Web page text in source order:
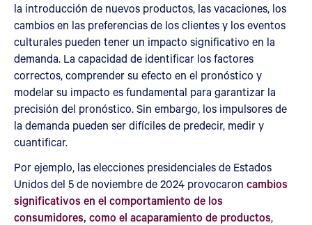
la introducción de nuevos productos, las vacaciones, los
cambios en las preferencias de los clientes y los eventos
culturales pueden tener un impacto significativo en la
demanda. La capacidad de identificar los factores
correctos, comprender su efecto en el pronóstico y
modelar su impacto es fundamental para garantizar la
precisión del pronóstico. Sin embargo, los impulsores de
la demanda pueden ser difíciles de predecir, medir y
cuantificar.
Por ejemplo, las elecciones presidenciales de Estados
Unidos del 5 de noviembre de 2024 provocaron cambios
significativos en el comportamiento de los
consumidores, como el acaparamiento de productos,